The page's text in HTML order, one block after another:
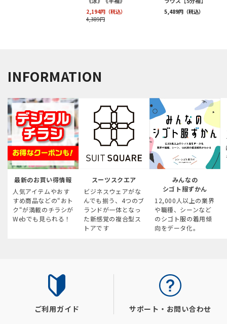
INFORMATION
最新のお買い得情報
人気アイテムやおす
すめ商品などの“おト
ク“が満載のチラシが
Webでも見られる！
スーツスクエア
ビジネスウェアがな
んでも揃う、4つのブ
ランドが一体となっ
た新感覚の複合型ス
トアです
みんなの
シゴト服ずかん
12,000人以上の業界
や職種、シーンなど
のシゴト服の着用傾
向をデータ化。
ご利用ガイド サポート・お問い合わせ